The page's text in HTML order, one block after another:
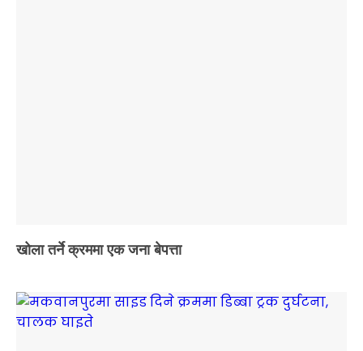
खोला तर्ने क्रममा एक जना बेपत्ता